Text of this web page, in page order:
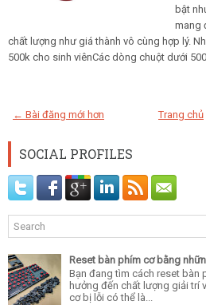
bật
mang
chất lượng như giá thành vô cùng hợp lý.
500k cho sinh viênCác dòng chuột dưới
← Bài đăng mới hơn Trang chủ
SOCIAL PROFILES
Reset bàn phím cơ bằng
Bạn đang tìm cách reset bàn
hưởng đến chất lượng giải trí
cơ bị lỗi có thể là...